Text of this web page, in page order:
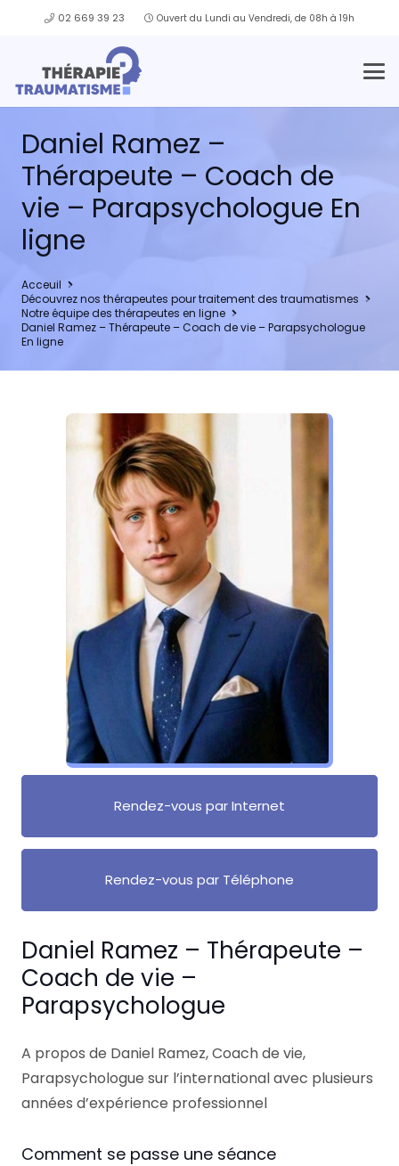
02 669 39 23 Ouvert du Lundi au Vendredi, de 08h à 19h
Daniel Ramez –
Thérapeute – Coach de
vie – Parapsychologue En
ligne
Acceuil
Découvrez nos thérapeutes pour traitement des traumatismes
Notre équipe des thérapeutes en ligne
Daniel Ramez – Thérapeute – Coach de vie – Parapsychologue
En ligne
Daniel Ramez – Thérapeute –
Coach de vie –
Parapsychologue
A propos de Daniel Ramez, Coach de vie,
Parapsychologue sur l’international avec plusieurs
années d’expérience professionnel
Comment se passe une séance
Rendez-vous par Internet
Rendez-vous par Téléphone